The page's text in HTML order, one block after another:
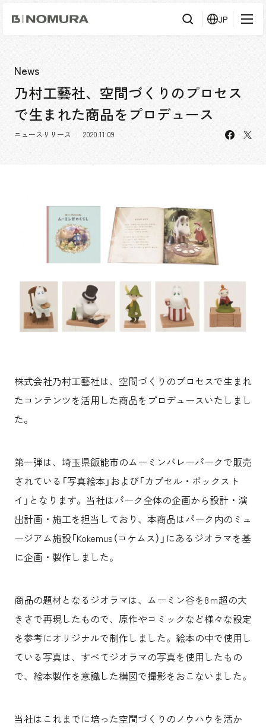
乃
村
工
JP
索
事業内容
事業内容TOP
市場領域
会社概要・アクセス
役員構成・組織図
アーバン & リテール
ホスピタリティ
コンベンション & イベント
パブリック
プロジェクト紹介
派遣社員について
ニュース
よくあるご質問
お問い合わせ
JP
乃村工藝社の実績紹介を中心に発信しております
空間づくりのプロセスをお届けしております
News
乃村工藝社、空間づくりのプロセス
で生まれた商品をプロデュース
ニュースリリース 2020.11.09 X
株式会社乃村工藝社は、空間づくりのプロセスで生まれ
たコンテンツを活用した商品をプロデュースいたしまし
た。
第一弾は、埼玉県飯能市のムーミンバレーパークで販売
されている「写真絵本」および「カプセル・ボックスト
イ」となります。当社はパーク全体の企画から設計・演
出計画・施工を担当しており、本商品はパーク内のミュ
ージアム施設「Kokemus（コケムス）」にあるジオラマを基
に企画・製作しました。
商品の題材となるジオラマは、ムーミン谷を8ｍ超の大
きさで再現したもので、原作やコミックなど様々な設定
を参考にオリジナルで制作しました。絵本の中で使用し
ている写真は、すべてジオラマの写真を使用したもの
で、絵本製作を意識した構図で撮影をおこないました。
当社はこれまでに培った空間づくりのノウハウを活か